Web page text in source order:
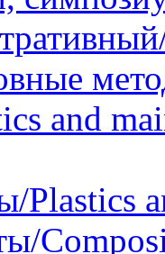
and